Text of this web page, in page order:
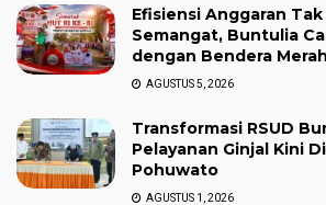
Efisiensi Anggaran
Semangat, Buntulia
dengan Bendera
AGUSTUS 5, 2026
Transformasi RSUD
Pelayanan Ginjal Kini
Pohuwato
AGUSTUS 1, 2026